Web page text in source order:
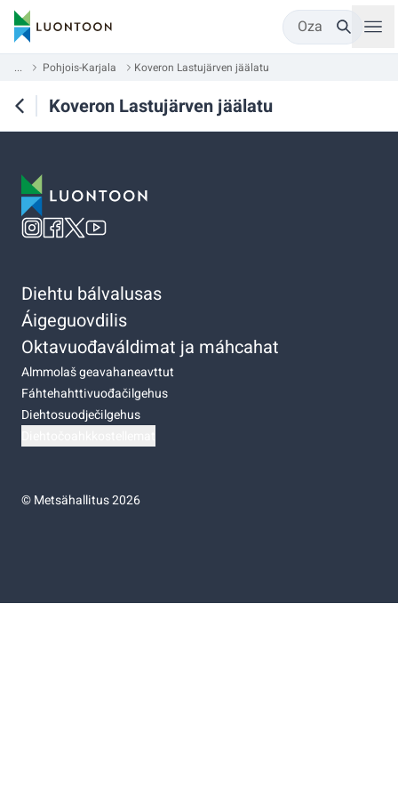
Oza
... Pohjois-Karjala Koveron Lastujärven jäälatu
Koveron Lastujärven jäälatu
Diehtu bálvalusas
Áigeguovdilis
Oktavuođaváldimat ja máhcahat
Almmolaš geavahaneavttut
Fáhtehahttivuođačilgehus
Diehtosuodječilgehus
©Metsähallitus 2026